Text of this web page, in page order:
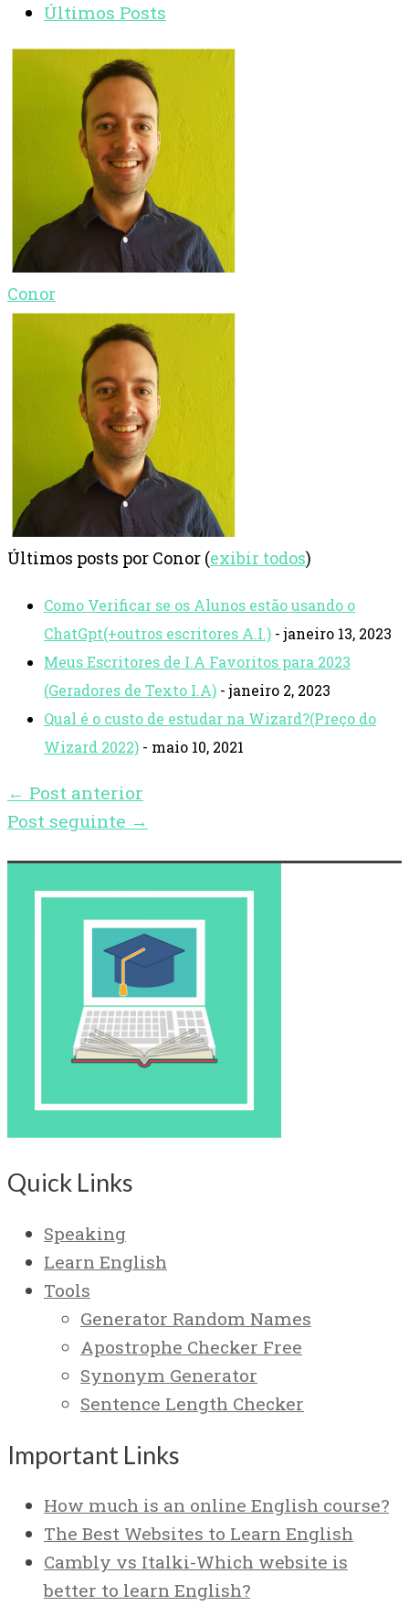
Últimos Posts
Conor
Últimos posts por Conor (exibir todos)
Como Verificar se os Alunos estão usando o
ChatGpt(+outros escritores A.I.) - janeiro 13, 2023
Meus Escritores de I.A Favoritos para 2023
(Geradores de Texto I.A) - janeiro 2, 2023
Qual é o custo de estudar na Wizard?(Preço do
Wizard 2022) - maio 10, 2021
← Post anterior
Post seguinte →
Quick Links
Speaking
Learn English
Tools
Generator Random Names
Apostrophe Checker Free
Synonym Generator
Sentence Length Checker
Important Links
How much is an online English course?
The Best Websites to Learn English
Cambly vs Italki-Which website is
better to learn English?